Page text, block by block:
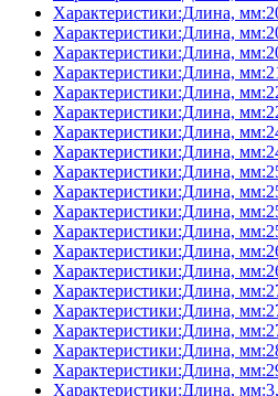
Характеристики:Длина,
Характеристики:Длина,
Характеристики:Длина,
Характеристики:Длина,
Характеристики:Длина,
Характеристики:Длина,
Характеристики:Длина,
Характеристики:Длина,
Характеристики:Длина,
Характеристики:Длина,
Характеристики:Длина,
Характеристики:Длина,
Характеристики:Длина,
Характеристики:Длина,
Характеристики:Длина,
Характеристики:Длина,
Характеристики:Длина,
Характеристики:Длина,
Характеристики:Длина,
Характеристики:Длина,